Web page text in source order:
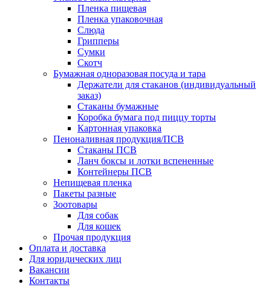
Пленка пищевая
Пленка упаковочная
Слюда
Грипперы
Сумки
Скотч
Бумажная одноразовая посуда и тара
Держатели для стаканов (индивидуальный
заказ)
Стаканы бумажные
Коробка бумага под пиццу торты
Картонная упаковка
Пеноналивная продукция/ПСВ
Стаканы ПСВ
Ланч боксы и лотки вспененные
Контейнеры ПСВ
Непищевая пленка
Пакеты разные
Зоотовары
Для собак
Для кошек
Прочая продукция
Оплата и доставка
Для юридических лиц
Вакансии
Контакты